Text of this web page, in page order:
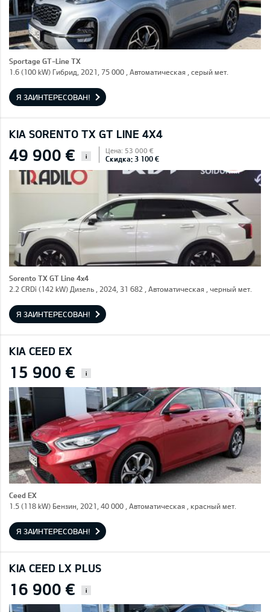
Sportage GT-Line TX
1.6 (100 kW) Гибрид, 2021, 75 000 , Автоматическая , серый мет.
Я ЗАИНТЕРЕСОВАН!
KIA SORENTO TX GT LINE 4X4
49 900 € i
Цена: 53 000 €
Скидка: 3 100 €
Sorento TX GT Line 4x4
2.2 CRDi (142 kW) Дизель , 2024, 31 682 , Автоматическая , черный мет.
Я ЗАИНТЕРЕСОВАН!
KIA CEED EX
15 900 € i
Ceed EX
1.5 (118 kW) Бензин, 2021, 40 000 , Автоматическая , красный мет.
Я ЗАИНТЕРЕСОВАН!
KIA CEED LX PLUS
16 900 € i